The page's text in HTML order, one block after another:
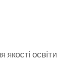
освіти